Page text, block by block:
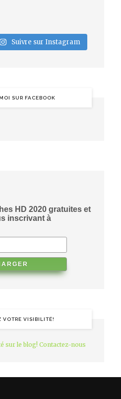
Suivre sur Instagram
SUR FACEBOOK
HD 2020 gratuites et
inscrivant à
VOTRE VISIBILITÉ!